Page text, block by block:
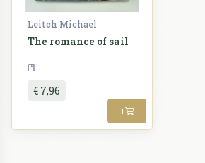
Leitch Michael
The romance of sail
€ 7,96
+